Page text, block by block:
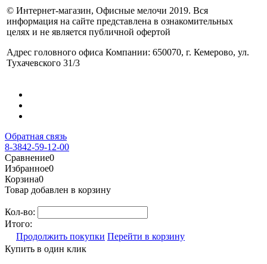
© Интернет-магазин, Офисные мелочи 2019. Вся
информация на сайте представлена в ознакомительных
целях и не является публичной офертой
Адрес головного офиса Компании: 650070, г. Кемерово, ул.
Тухачевского 31/3
Обратная связь
8-3842-59-12-00
Сравнение0
Избранное0
Корзина0
Товар добавлен в корзину
Кол-во:
Итого:
Продолжить покупки Перейти в корзину
Купить в один клик